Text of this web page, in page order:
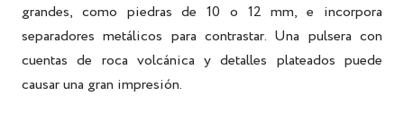
grandes, como piedras de 10 o 12 mm, e incorpora
separadores metálicos para contrastar. Una pulsera con
cuentas de roca volcánica y detalles plateados puede
causar una gran impresión.